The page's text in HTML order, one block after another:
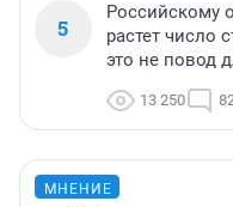
5
Российскому
растет число
это не повод
13 250
МНЕНИЕ